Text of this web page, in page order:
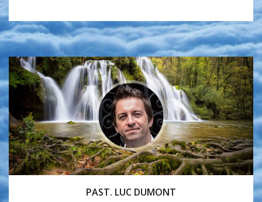
PAST. LUC DUMONT